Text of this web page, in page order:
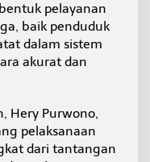
pelayanan
baik penduduk
dalam sistem
akurat dan
Hery Purwono,
pelaksanaan
dari tantangan